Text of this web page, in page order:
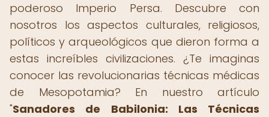
poderoso Imperio Persa. Descubre con
nosotros los aspectos culturales, religiosos,
políticos y arqueológicos que dieron forma a
estas increíbles civilizaciones. ¿Te imaginas
conocer las revolucionarias técnicas médicas
de Mesopotamia? En nuestro artículo
"Sanadores de Babilonia: Las Técnicas